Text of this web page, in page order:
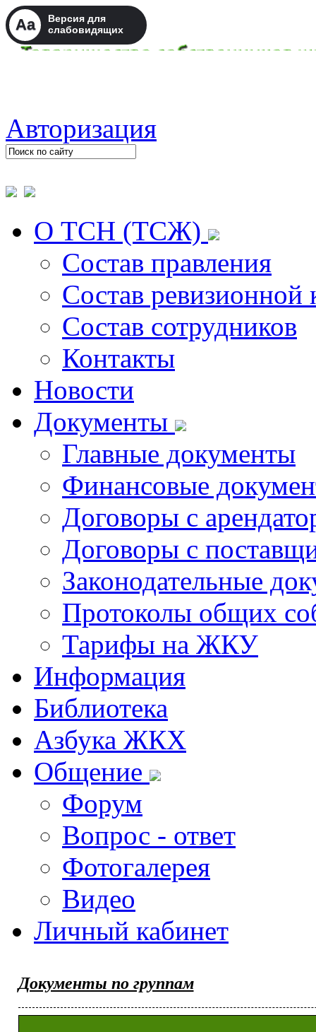
Aa
Версия для
слабовидящих
Авторизация
О ТСН (ТСЖ)
Состав правления
Состав ревизионной
Состав сотрудников
Контакты
Новости
Документы
Главные документы
Финансовые
Договоры с
Договоры с
Законодательные
Протоколы общих
Тарифы на ЖКУ
Информация
Библиотека
Азбука ЖКХ
Общение
Форум
Вопрос - ответ
Фотогалерея
Видео
Личный кабинет
Документы по группам